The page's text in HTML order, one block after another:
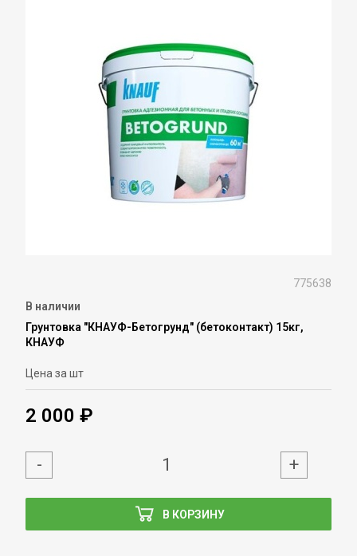
775638
В наличии
Грунтовка "КНАУФ-Бетогрунд" (бетоконтакт) 15кг,
КНАУФ
Цена за шт
2 000 ₽
В КОРЗИНУ
- +